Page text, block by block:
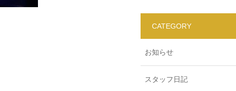
CATEGORY
お知らせ
スタッフ日記